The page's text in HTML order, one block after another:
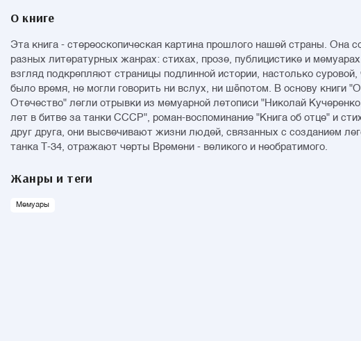
О книге
Эта книга - стереоскопическая картина прошлого нашей страны. Она
разных литературных жанрах: стихах, прозе, публицистике и
взгляд подкрепляют страницы подлинной истории, настолько суровой,
было время, не могли говорить ни вслух, ни шёпотом. В основу книги
Отечество" легли отрывки из мемуарной летописи "Николай
лет в битве за танки СССР", роман-воспоминание "Книга об отце" и
друг друга, они высвечивают жизни людей, связанных с созданием
танка Т-34, отражают черты Времени - великого и необратимого.
Жанры и теги
Мемуары